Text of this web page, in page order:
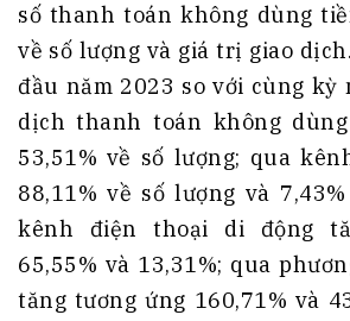
số thanh toán không dùng
về số lượng và giá trị giao
đầu năm 2023 so với cùng kỳ
dịch thanh toán không
53,51% về số lượng; qua
88,11% về số lượng và
kênh điện thoại di động
65,55% và 13,31%; qua
tăng tương ứng 160,71% và